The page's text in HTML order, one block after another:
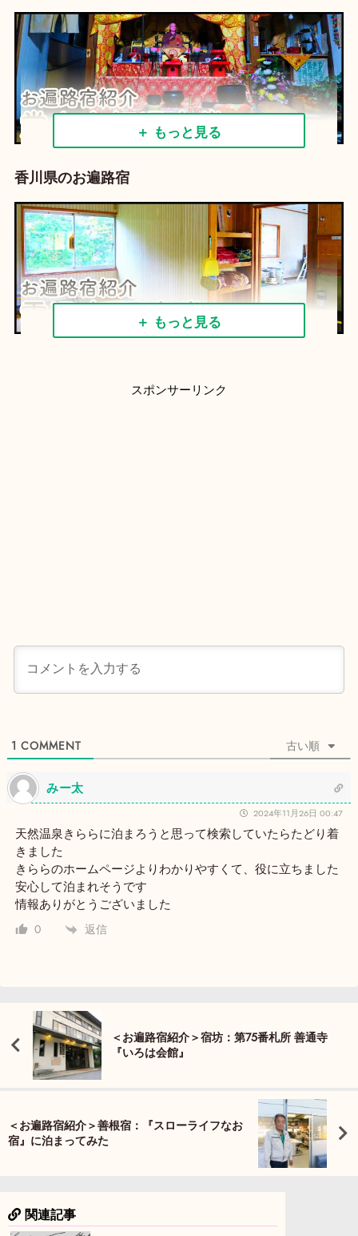
＋ もっと見る
香川県のお遍路宿
＋ もっと見る
スポンサーリンク
1 COMMENT 古い順
みー太
2024年11月26日 00:47
天然温泉きららに泊まろうと思って検索していたらたどり着
きました
きららのホームページよりわかりやすくて、役に立ちました
安心して泊まれそうです
情報ありがとうございました
0 返信
＜お遍路宿紹介＞宿坊：第75番札所 善通寺
『いろは会館』
＜お遍路宿紹介＞善根宿：『スローライフなお
宿』に泊まってみた
関連記事